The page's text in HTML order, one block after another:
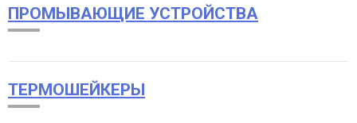
ПРОМЫВАЮЩИЕ УСТРОЙСТВА
ТЕРМОШЕЙКЕРЫ